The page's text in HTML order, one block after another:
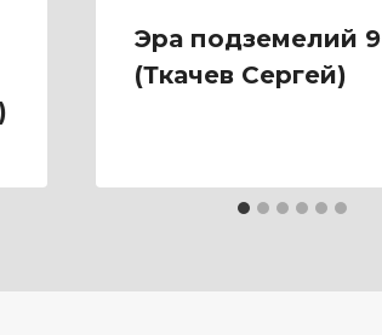
Эра подземелий 9
(Ткачев Сергей)